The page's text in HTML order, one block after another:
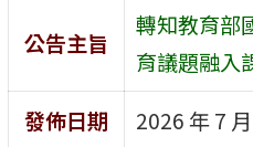
公告主旨
轉知教育部
育議題融入
發佈日期
2026 年 7